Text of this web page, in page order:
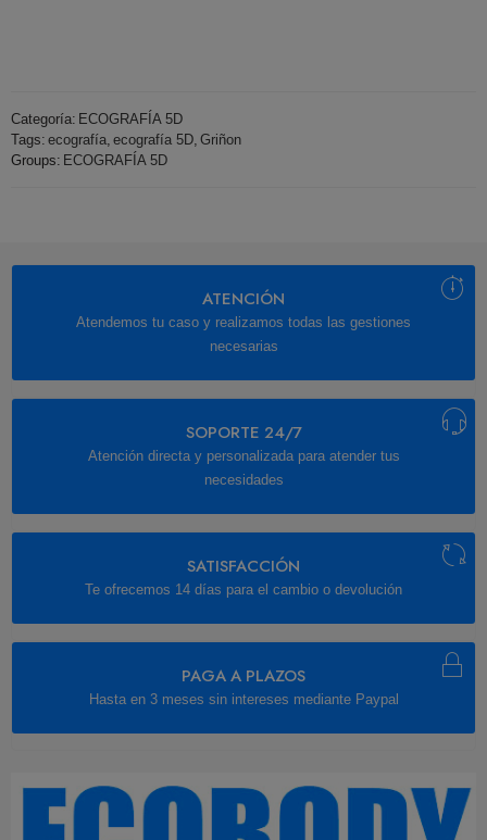
Categoría: ECOGRAFÍA 5D
Tags: ecografía, ecografía 5D, Griñon
Groups: ECOGRAFÍA 5D
ATENCIÓN
Atendemos tu caso y realizamos todas las gestiones
necesarias
SOPORTE 24/7
Atención directa y personalizada para atender tus
necesidades
SATISFACCIÓN
Te ofrecemos 14 días para el cambio o devolución
PAGA A PLAZOS
Hasta en 3 meses sin intereses mediante Paypal